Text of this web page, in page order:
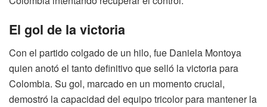
El gol de la victoria
Con el partido colgado de un hilo, fue Daniela Montoya
quien anotó el tanto definitivo que selló la victoria para
Colombia. Su gol, marcado en un momento crucial,
demostró la capacidad del equipo tricolor para mantener la